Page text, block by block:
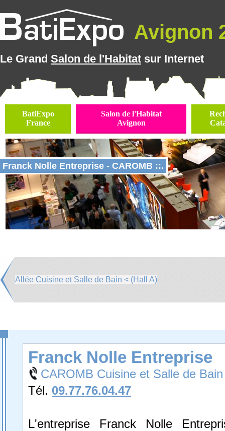
Avignon
Le Grand Salon de l'Habitat sur Internet
BatiExpo
France
Salon de l'Habitat
Avignon
Franck Nolle Entreprise - CAROMB ::.
Allée Cuisine et Salle de Bain < (Hall A)
Franck Nolle Entreprise
CAROMB Cuisine et Salle de Bain
Tél. 09.77.76.04.47
L'entreprise Franck Nolle